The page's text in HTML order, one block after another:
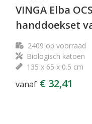
VINGA Elba
handdoekset
2409 op voorraad
Biologisch katoen
135 x 65 x 0.5 cm
vanaf € 32,41